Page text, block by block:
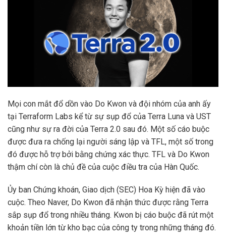
Mọi con mắt đổ dồn vào Do Kwon và đội nhóm của anh ấy
tại Terraform Labs kể từ sự sụp đổ của Terra Luna và UST
cũng như sự ra đời của Terra 2.0 sau đó. Một số cáo buộc
được đưa ra chống lại người sáng lập và TFL, một số trong
đó được hỗ trợ bởi bằng chứng xác thực. TFL và Do Kwon
thậm chí còn là chủ đề của cuộc điều tra của Hàn Quốc.
Ủy ban Chứng khoán, Giao dịch (SEC) Hoa Kỳ hiện đã vào
cuộc. Theo Naver, Do Kwon đã nhận thức được rằng Terra
sắp sụp đổ trong nhiều tháng. Kwon bị cáo buộc đã rút một
khoản tiền lớn từ kho bạc của công ty trong những tháng đó.